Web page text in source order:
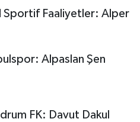
Faaliyetler: Alper
Alpaslan Şen
FK: Davut Dakul